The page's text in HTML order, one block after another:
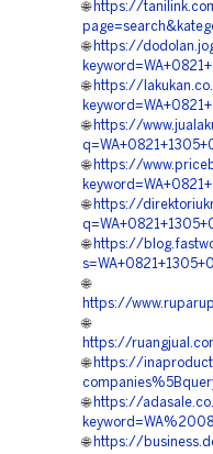
🌐 https://
🌐 https://
🌐 https://
🌐 https://
🌐 https://
🌐 https://
🌐 https://
🌐
https://
🌐
https://
🌐 https://
🌐 https://
🌐 https://